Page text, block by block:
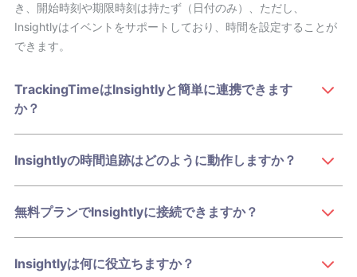
き、開始時刻や期限時刻は持たず（日付のみ）、ただし、
Insightlyはイベントをサポートしており、時間を設定することが
できます。
TrackingTimeはInsightlyと簡単に連携できます
か？
Insightlyの時間追跡はどのように動作しますか？
無料プランでInsightlyに接続できますか？
Insightlyは何に役立ちますか？